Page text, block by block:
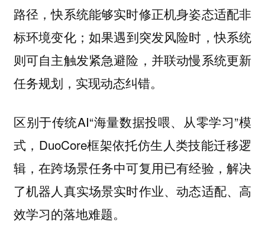
路径，快系统能够实时修正机身姿态适配非
标环境变化；如果遇到突发风险时，快系统
则可自主触发紧急避险，并联动慢系统更新
任务规划，实现动态纠错。
区别于传统AI“海量数据投喂、从零学习”模
式，DuoCore框架依托仿生人类技能迁移逻
辑，在跨场景任务中可复用已有经验，解决
了机器人真实场景实时作业、动态适配、高
效学习的落地难题。